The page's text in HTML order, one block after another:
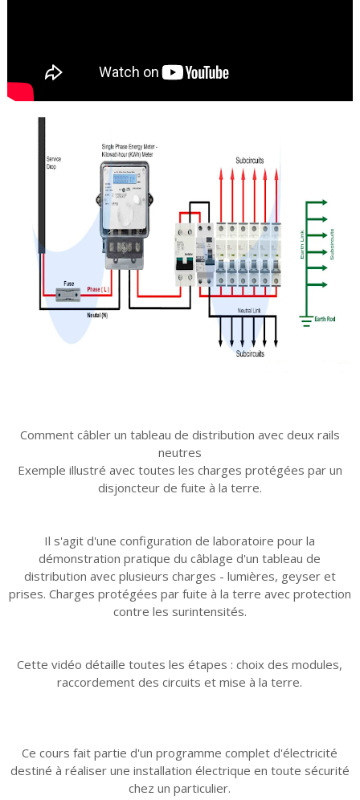
Comment câbler un tableau de distribution avec deux rails
neutres
Exemple illustré avec toutes les charges protégées par un
disjoncteur de fuite à la terre.
Il s'agit d'une configuration de laboratoire pour la
démonstration pratique du câblage d'un tableau de
distribution avec plusieurs charges - lumières, geyser et
prises. Charges protégées par fuite à la terre avec protection
contre les surintensités.
Cette vidéo détaille toutes les étapes : choix des modules,
raccordement des circuits et mise à la terre.
Ce cours fait partie d'un programme complet d'électricité
destiné à réaliser une installation électrique en toute sécurité
chez un particulier.